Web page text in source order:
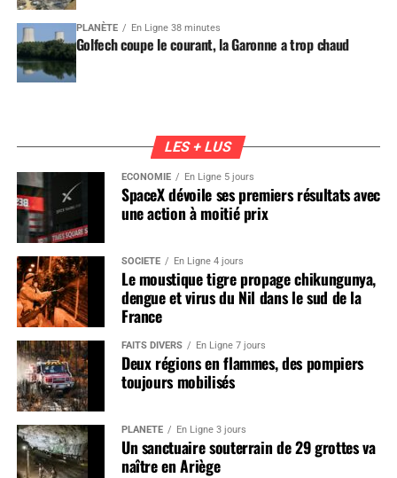
PLANÈTE En Ligne 38 minutes
Golfech coupe le courant, la Garonne a trop chaud
LES + LUS
ÉCONOMIE En Ligne 5 jours
SpaceX dévoile ses premiers résultats avec
une action à moitié prix
SOCIÉTÉ En Ligne 4 jours
Le moustique tigre propage chikungunya,
dengue et virus du Nil dans le sud de la
France
FAITS DIVERS En Ligne 7 jours
Deux régions en flammes, des pompiers
toujours mobilisés
PLANÈTE En Ligne 3 jours
Un sanctuaire souterrain de 29 grottes va
naître en Ariège